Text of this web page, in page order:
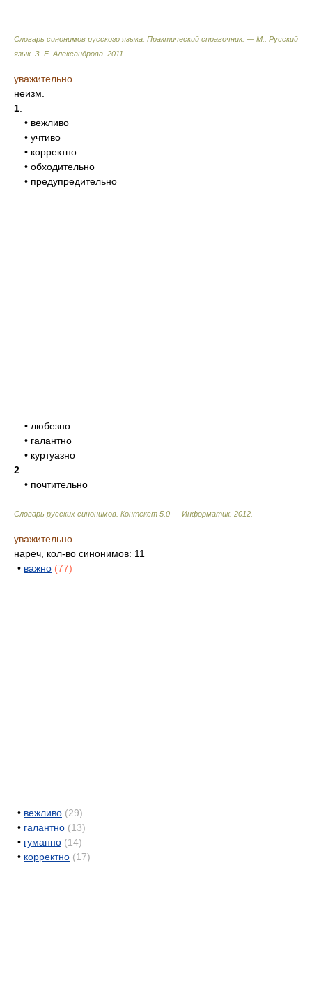
Словарь синонимов русского языка. Практический справочник. — М.: Русский
язык. З. Е. Александрова 2011
уважительно
неизм.
1
• вежливо
• учтиво
• корректно
• обходительно
• предупредительно
• любезно
• галантно
• куртуазно
2
• почтительно
Словарь русских синонимов. Контекст 5.0 — Информатик. 2012
уважительно
нареч , кол-во синонимов: 11
• важно (77)
• вежливо (29)
• галантно (13)
• гуманно (14)
• корректно (17)